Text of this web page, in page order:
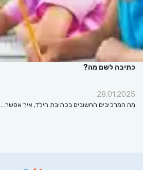
כתיבה לשם מה?
28.01.2025
מה המרכיבים החשובים בכתיבת הילד, איך אפשר…